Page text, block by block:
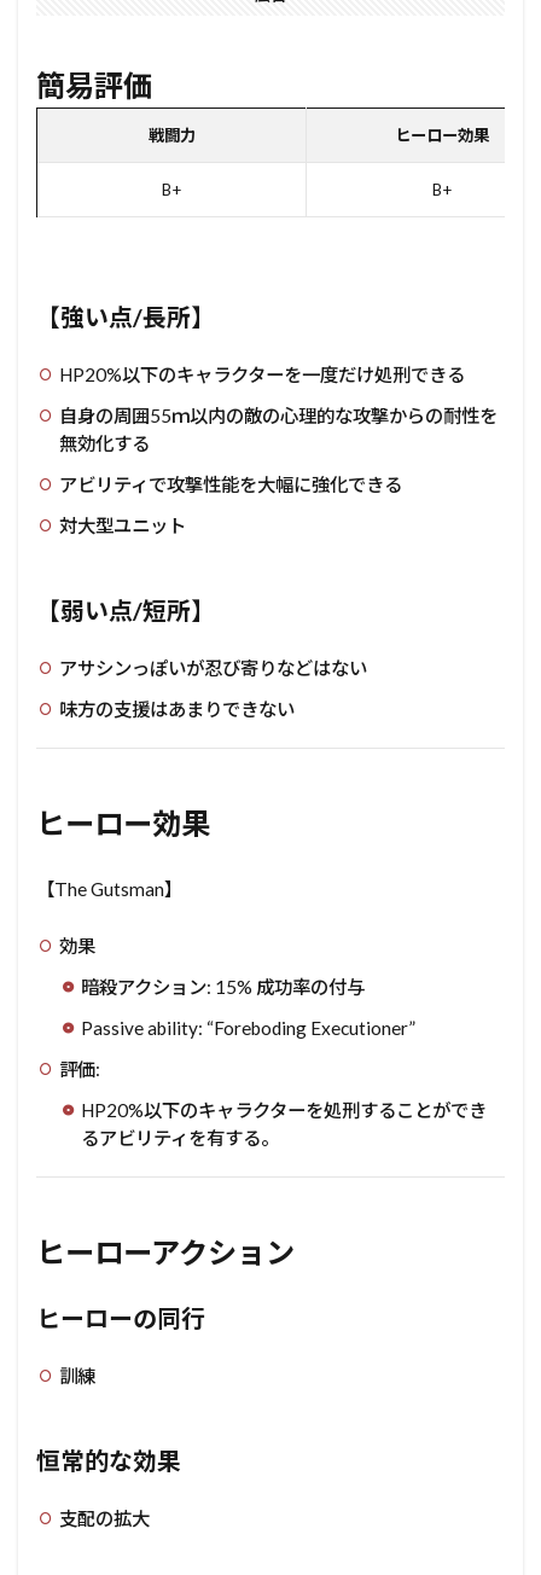
簡易評価
戦闘力 ヒーロー効果
B+ B+
【強い点/長所】
HP20%以下のキャラクターを一度だけ処刑できる
自身の周囲55ｍ以内の敵の心理的な攻撃からの耐性を
無効化する
アビリティで攻撃性能を大幅に強化できる
対大型ユニット
【弱い点/短所】
アサシンっぽいが忍び寄りなどはない
味方の支援はあまりできない
ヒーロー効果
【The Gutsman】
効果
暗殺アクション: 15% 成功率の付与
Passive ability: “Foreboding Executioner”
評価:
HP20%以下のキャラクターを処刑することができ
るアビリティを有する。
ヒーローアクション
ヒーローの同行
訓練
恒常的な効果
支配の拡大